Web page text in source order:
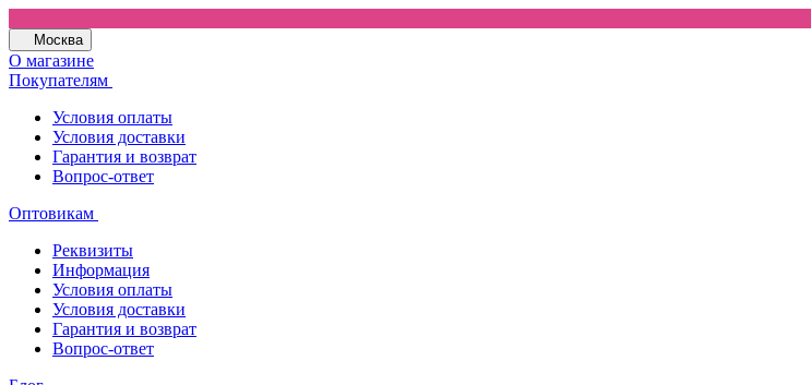
Москва
О магазине
Покупателям
Условия оплаты
Условия доставки
Гарантия и возврат
Вопрос-ответ
Оптовикам
Реквизиты
Информация
Условия оплаты
Условия доставки
Гарантия и возврат
Вопрос-ответ